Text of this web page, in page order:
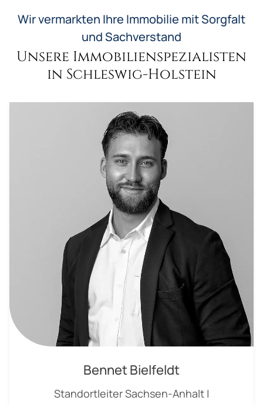
Unsere Immobilienspezialisten
in Schleswig-Holstein
Wir vermarkten Ihre Immobilie mit Sorgfalt
und Sachverstand
Bennet Bielfeldt
Standortleiter Sachsen-Anhalt |